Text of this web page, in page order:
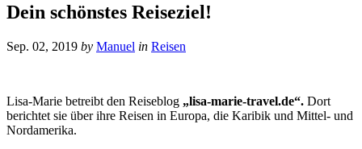
Dein schönstes Reiseziel!
Sep. 02, 2019 by Manuel in Reisen
Lisa-Marie betreibt den Reiseblog „lisa-marie-travel.de“. Dort
berichtet sie über ihre Reisen in Europa, die Karibik und Mittel- und
Nordamerika.